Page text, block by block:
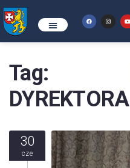
Tag:
DYREKTORA
30
cze